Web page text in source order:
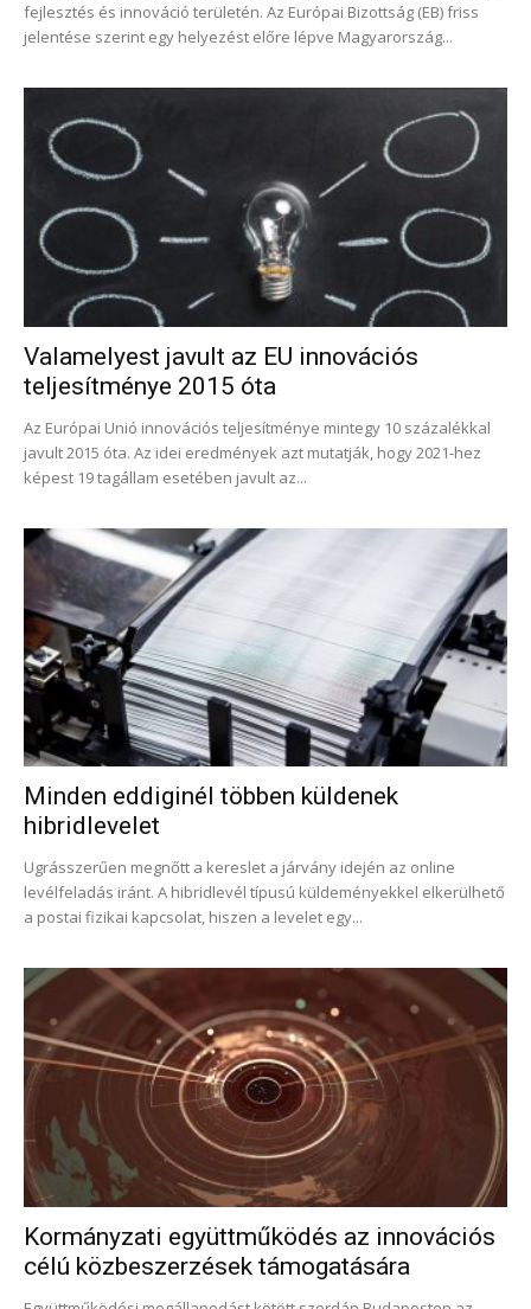
fejlesztés és innováció területén. Az Európai Bizottság (EB) friss
jelentése szerint egy helyezést előre lépve Magyarország...
Valamelyest javult az EU innovációs
teljesítménye 2015 óta
Az Európai Unió innovációs teljesítménye mintegy 10 százalékkal
javult 2015 óta. Az idei eredmények azt mutatják, hogy 2021-hez
képest 19 tagállam esetében javult az...
Minden eddiginél többen küldenek
hibridlevelet
Ugrásszerűen megnőtt a kereslet a járvány idején az online
levélfeladás iránt. A hibridlevél típusú küldeményekkel elkerülhető
a postai fizikai kapcsolat, hiszen a levelet egy...
Kormányzati együttműködés az innovációs
célú közbeszerzések támogatására